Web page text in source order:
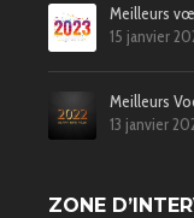
Meilleurs
15 janvier
Meilleurs
13 janvier
ZONE